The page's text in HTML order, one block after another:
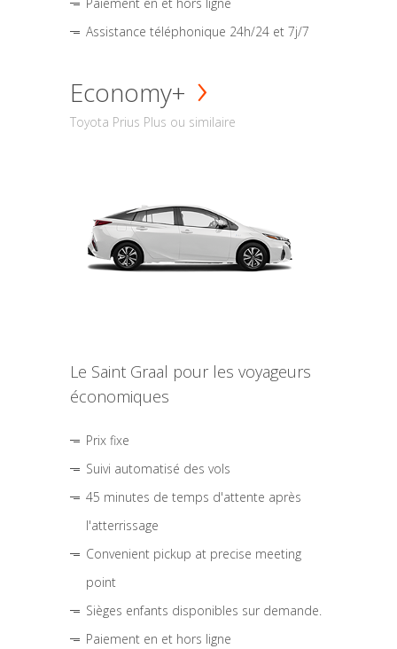
Assistance téléphonique 24h/24 et 7j/7
Economy+
Toyota Prius Plus ou similaire
Le Saint Graal pour les voyageurs
économiques
Prix fixe
Suivi automatisé des vols
45 minutes de temps d'attente après
l'atterrissage
Convenient pickup at precise meeting
point
Sièges enfants disponibles sur demande.
Paiement en et hors ligne